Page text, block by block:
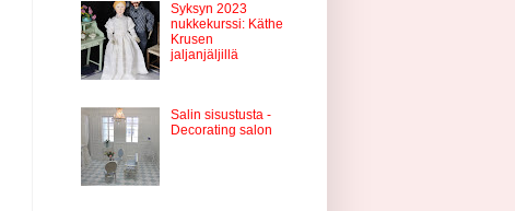
Syksyn 2023
nukkekurssi: Käthe
Krusen
jaljanjäljillä
Salin sisustusta -
Decorating salon